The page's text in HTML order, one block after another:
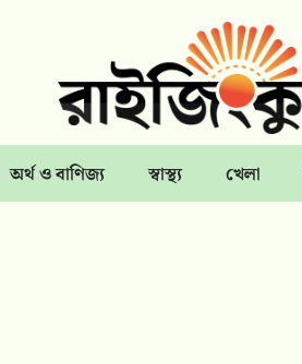
অর্থ ও বাণিজ্য স্বাস্থ্য খেলা